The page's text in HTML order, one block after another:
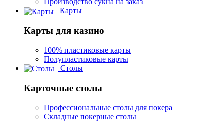
Производство сукна на заказ
Карты
Карты для казино
100% пластиковые карты
Полупластиковые карты
Столы
Карточные столы
Профессиональные столы для покера
Складные покерные столы